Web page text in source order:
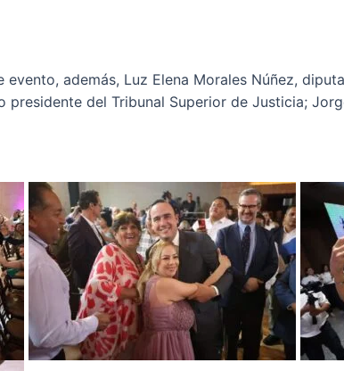
además, Luz Elena Morales Núñez,
presidente del Tribunal Superior de Justicia;